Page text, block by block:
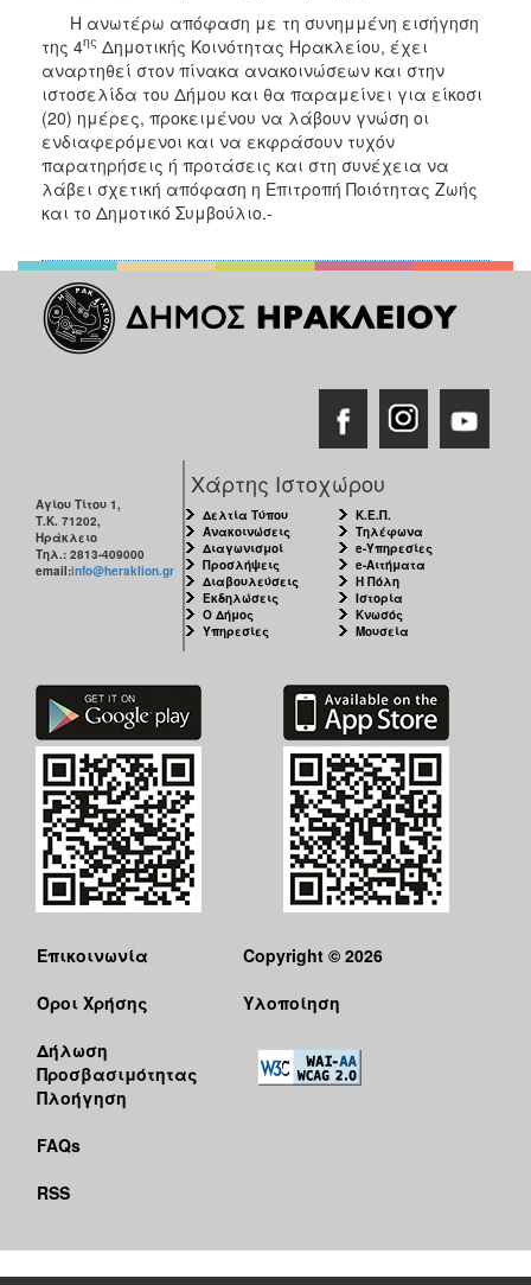
ΤΟΠΟΣ
ΠΟΛΙΤΙΣΜΟΣ
ΠΟΛΗ
H ανωτέρω απόφαση με τη συνημμένη εισήγηση
της 4ης Δημοτικής Κοινότητας Ηρακλείου, έχει
αναρτηθεί στον πίνακα ανακοινώσεων και στην
ιστοσελίδα του Δήμου και θα παραμείνει για είκοσι
(20) ημέρες, προκειμένου να λάβουν γνώση οι
ενδιαφερόμενοι και να εκφράσουν τυχόν
παρατηρήσεις ή προτάσεις και στη συνέχεια να
λάβει σχετική απόφαση η Επιτροπή Ποιότητας Ζωής
και το Δημοτικό Συμβούλιο.-
Αγίου Τίτου 1,
Τ.Κ. 71202,
Ηράκλειο
Τηλ.: 2813-409000
email:info@heraklion.gr
Χάρτης Ιστοχώρου
Δελτία Τύπου
Ανακοινώσεις
Διαγωνισμοί
Προσλήψεις
Διαβουλεύσεις
Εκδηλώσεις
Ο Δήμος
Υπηρεσίες
Κ.Ε.Π.
Τηλέφωνα
e-Υπηρεσίες
e-Αιτήματα
Η Πόλη
Ιστορία
Κνωσός
Μουσεία
Επικοινωνία
Όροι Χρήσης
Δήλωση
Προσβασιμότητας
Πλοήγηση
FAQs
RSS
Copyright © 2026
Υλοποίηση